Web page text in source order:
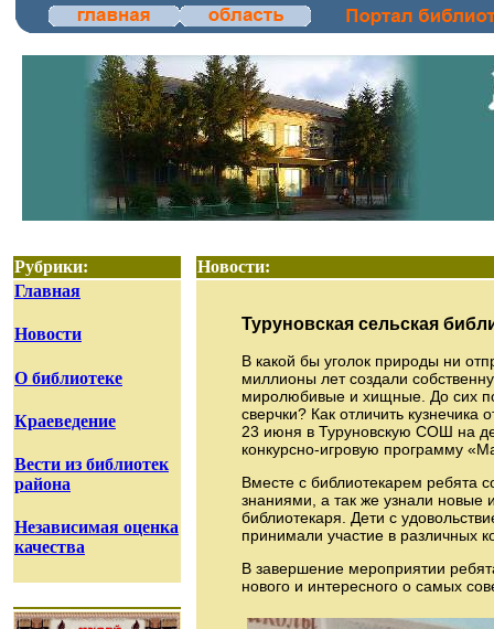
Рубрики:
Главная
Новости
О библиотеке
Краеведение
Вести из библиотек
района
Независимая оценка
качества
Новости:
Туруновская сельская
В какой бы уголок природы ни
миллионы лет создали
миролюбивые и хищные. До сих
сверчки? Как отличить
23 июня в Туруновскую СОШ на
конкурсно-игровую программу
Вместе с библиотекарем ребята
знаниями, а так же узнали новые
библиотекаря. Дети с
принимали участие в различных
В завершение мероприятии
нового и интересного о самых